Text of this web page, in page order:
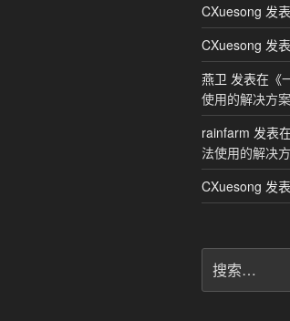
CXuesong 发
CXuesong 发
燕卫 发表在《
使用的解决方案
rainfarm 发表
法使用的解决
CXuesong 发
索：